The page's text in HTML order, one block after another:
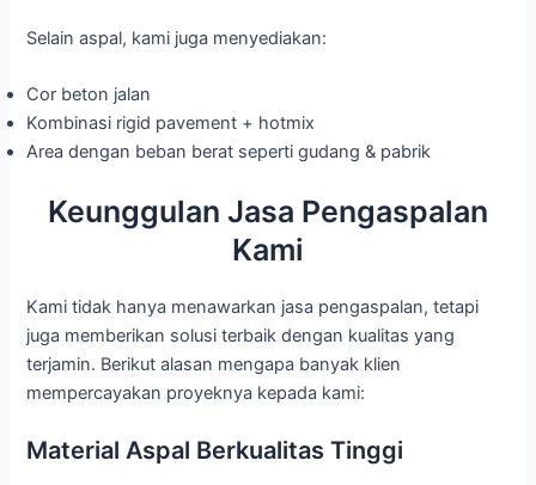
Selain aspal, kami juga menyediakan:
Cor beton jalan
Kombinasi rigid pavement + hotmix
Area dengan beban berat seperti gudang & pabrik
Keunggulan Jasa Pengaspalan
Kami
Kami tidak hanya menawarkan jasa pengaspalan, tetapi
juga memberikan solusi terbaik dengan kualitas yang
terjamin. Berikut alasan mengapa banyak klien
mempercayakan proyeknya kepada kami:
Material Aspal Berkualitas Tinggi